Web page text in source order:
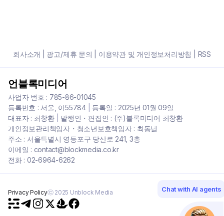
회사소개 광고/제휴 문의 이용약관 및 개인정보처리방침 RSS
언블록미디어
사업자 번호 : 785-86-01045
등록번호 : 서울, 아55784| 등록일 : 2025년 01월 09일
대표자 : 최창환| 발행인・편집인 : (주)블록미디어 최창환
개인정보관리책임자・청소년보호책임자 : 최동녘
주소 : 서울특별시 영등포구 당산로 241, 3층
이메일 : contact@blockmedia.co.kr
전화 : 02-6964-6262
Privacy Policyⓒ 2025 Unblock Media Chat with AI agents